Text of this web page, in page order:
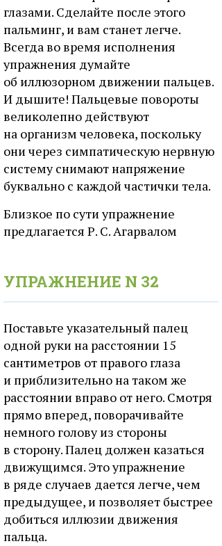
глазами. Сделайте после этого
пальминг, и вам станет легче.
Всегда во время исполнения
упражнения думайте
об иллюзорном движении пальцев.
И дышите! Пальцевые повороты
великолепно действуют
на организм человека, поскольку
они через симпатическую нервную
систему снимают напряжение
буквально с каждой частички тела.
Близкое по сути упражнение
предлагается Р. С. Агарвалом
УПРАЖНЕНИЕ N 32
Поставьте указательный палец
одной руки на расстоянии 15
сантиметров от правого глаза
и приблизительно на таком же
расстоянии вправо от него. Смотря
прямо вперед, поворачивайте
немного голову из стороны
в сторону. Палец должен казаться
движущимся. Это упражнение
в ряде случаев дается легче, чем
предыдущее, и позволяет быстрее
добиться иллюзии движения
пальца.